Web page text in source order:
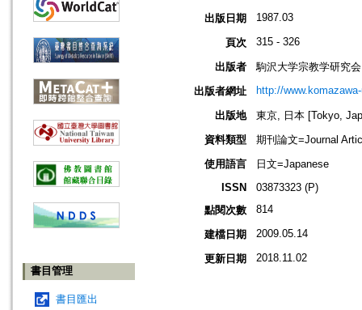
書目管理
書目匯出
出版日期 1987.03
頁次 315 - 326
出版者
駒沢大学宗教学研究会
出版者網址
http://
出版地
東京, 日本 [Tokyo,
資料類型
期刊論文=Journal
使用語言
日文=Japanese
ISSN
03873323 (P)
點閱次數
814
建檔日期 2009.05.14
更新日期 2018.11.02